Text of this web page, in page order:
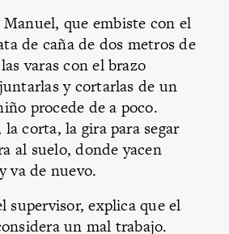
que embiste con el
de caña de dos metros de
varas con el brazo
y cortarlas de un
procede de a poco.
corta, la gira para segar
al suelo, donde yacen
va de nuevo.
supervisor, explica que el
un mal trabajo.